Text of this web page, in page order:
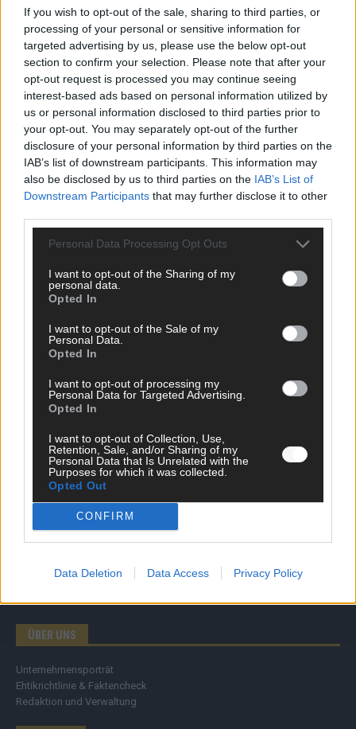
If you wish to opt-out of the sale, sharing to third parties, or
processing of your personal or sensitive information for
targeted advertising by us, please use the below opt-out
section to confirm your selection. Please note that after your
opt-out request is processed you may continue seeing
interest-based ads based on personal information utilized by
us or personal information disclosed to third parties prior to
your opt-out. You may separately opt-out of the further
disclosure of your personal information by third parties on the
IAB’s list of downstream participants. This information may
also be disclosed by us to third parties on the IAB’s List of
Downstream Participants that may further disclose it to other
Personal Data Processing Opt Outs
I want to opt-out of the Sharing of my
personal data.
Opted In
I want to opt-out of the Sale of my
Personal Data.
Opted In
I want to opt-out of processing my
Personal Data for Targeted Advertising.
Opted In
I want to opt-out of Collection, Use,
Retention, Sale, and/or Sharing of my
Personal Data that Is Unrelated with the
Purposes for which it was collected.
Opted Out
CONFIRM
Data Deletion Data Access Privacy Policy
ANZEIGE
SCHNELL ZUM RESSORT
Nachrichten
Ratgeber
Wissen
Kommentar
Streams & Storys
Eurovision
FLASH – DAS VIDEOPORTAL
ÜBER UNS
Unternehmensporträt
Ehtikrichtlinie & Faktencheck
Redaktion und Verwaltung